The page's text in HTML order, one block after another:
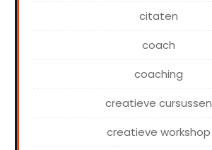
citaten
coach
coaching
creatieve cursussen
creatieve workshop